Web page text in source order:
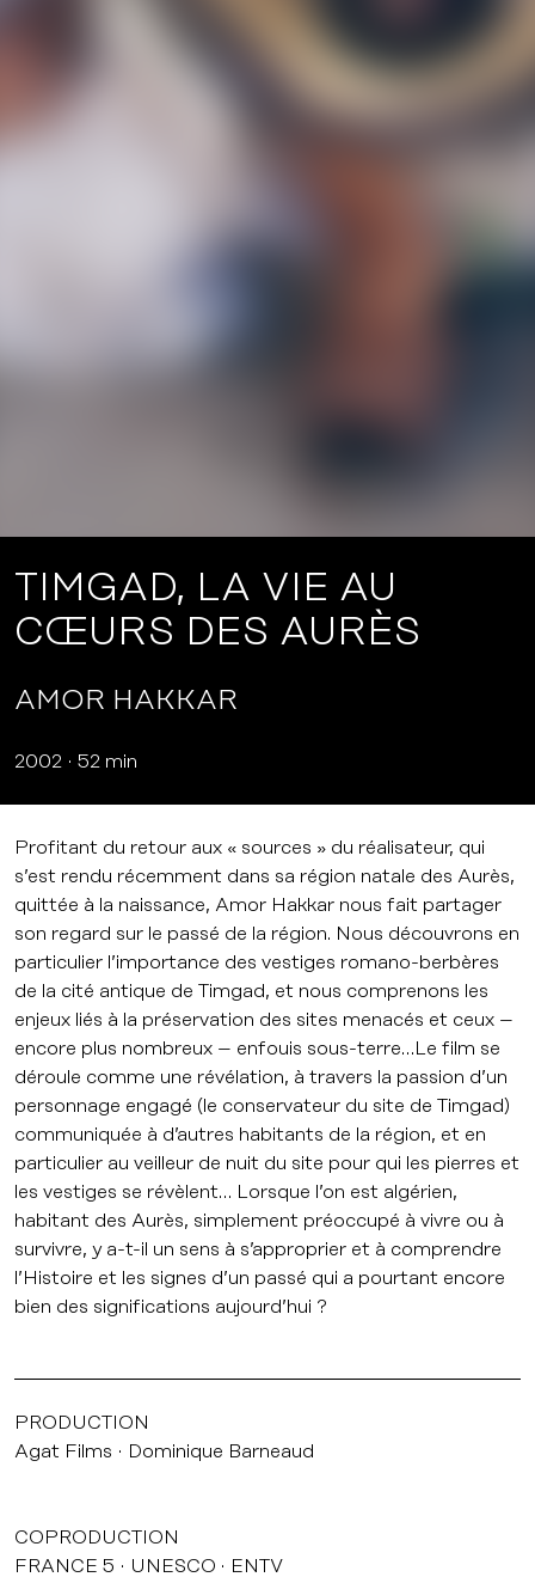
TIMGAD, LA VIE AU
CŒURS DES AURÈS
AMOR HAKKAR
2002 52 min
Profitant du retour aux « sources » du réalisateur, qui
s’est rendu récemment dans sa région natale des Aurès,
quittée à la naissance, Amor Hakkar nous fait partager
son regard sur le passé de la région. Nous découvrons en
particulier l’importance des vestiges romano-berbères
de la cité antique de Timgad, et nous comprenons les
enjeux liés à la préservation des sites menacés et ceux –
encore plus nombreux – enfouis sous-terre…Le film se
déroule comme une révélation, à travers la passion d’un
personnage engagé (le conservateur du site de Timgad)
communiquée à d’autres habitants de la région, et en
particulier au veilleur de nuit du site pour qui les pierres et
les vestiges se révèlent… Lorsque l’on est algérien,
habitant des Aurès, simplement préoccupé à vivre ou à
survivre, y a-t-il un sens à s’approprier et à comprendre
l’Histoire et les signes d’un passé qui a pourtant encore
bien des significations aujourd’hui ?
PRODUCTION
Agat Films
Dominique Barneaud
COPRODUCTION
FRANCE 5
UNESCO ENTV